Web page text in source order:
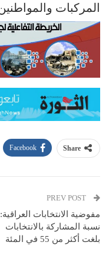
المركبات
Share
Facebook
مفوضية الانتخابات العراقية:
نسبة المشاركة بالانتخابات
بلغت أكثر من 55 في المئة